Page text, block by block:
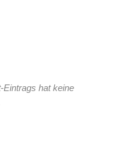
Eintrags hat keine